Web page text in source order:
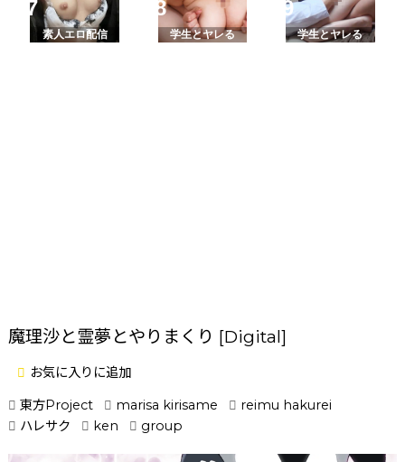
素人エロ配信 学生とヤレる 学生とヤレる
魔理沙と霊夢とやりまくり [Digital]
お気に入りに追加
東方Project
marisa kirisame
reimu hakurei
ハレサク
ken group